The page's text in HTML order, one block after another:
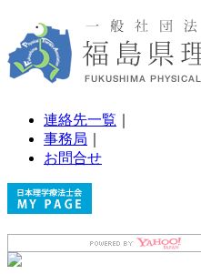
連絡先一覧
事務局
お問合せ